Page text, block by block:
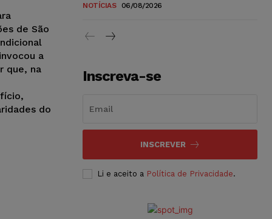
de São
a
que, na
do
NOTÍCIAS 06/08/2026
Inscreva-se
INSCREVER
Li e aceito a Política de Privacidade.